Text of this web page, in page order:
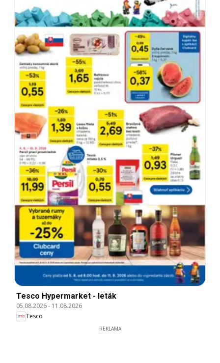
Tesco Hypermarket - leták
05.08.2026- 11.08.2026
Tesco
REKLAMA